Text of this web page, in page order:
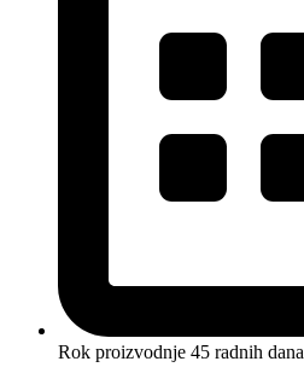
Rok proizvodnje 45 radnih dana